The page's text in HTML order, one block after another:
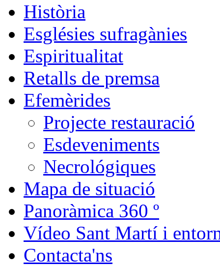
Història
Esglésies sufragànies
Espiritualitat
Retalls de premsa
Efemèrides
Projecte restauració
Esdeveniments
Necrológiques
Mapa de situació
Panoràmica 360 º
Vídeo Sant Martí i
Contacta'ns